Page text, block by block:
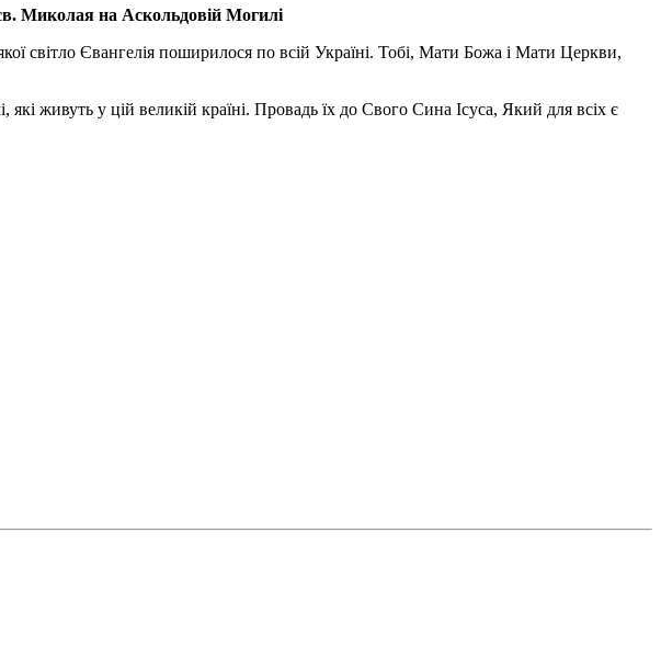
Миколая на Аскольдовій Могилі
світло Євангелія поширилося по всій Україні. Тобі, Мати Божа і Мати Церкви,
живуть у цій великій країні. Провадь їх до Свого Сина Ісуса, Який для всіх є